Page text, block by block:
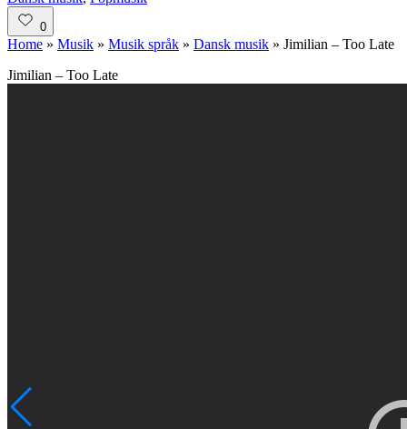
in
0
Home » Musik » Musik språk » Dansk musik » Jimilian – Too Late
Jimilian – Too Late